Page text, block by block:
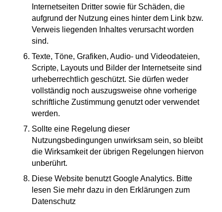
Internetseiten Dritter sowie für Schäden, die
aufgrund der Nutzung eines hinter dem Link bzw.
Verweis liegenden Inhaltes verursacht worden
sind.
Texte, Töne, Grafiken, Audio- und Videodateien,
Scripte, Layouts und Bilder der Internetseite sind
urheberrechtlich geschützt. Sie dürfen weder
vollständig noch auszugsweise ohne vorherige
schriftliche Zustimmung genutzt oder verwendet
werden.
Sollte eine Regelung dieser
Nutzungsbedingungen unwirksam sein, so bleibt
die Wirksamkeit der übrigen Regelungen hiervon
unberührt.
Diese Website benutzt Google Analytics. Bitte
lesen Sie mehr dazu in den Erklärungen zum
Datenschutz